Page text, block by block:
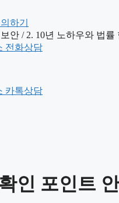
인 포인트